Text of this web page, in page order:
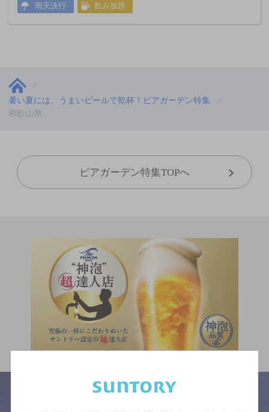
暑い夏には、うまいビールで乾杯！ビアガーデン特集
和歌山県
雨天決行 飲み放題
ビアガーデン特集TOPへ